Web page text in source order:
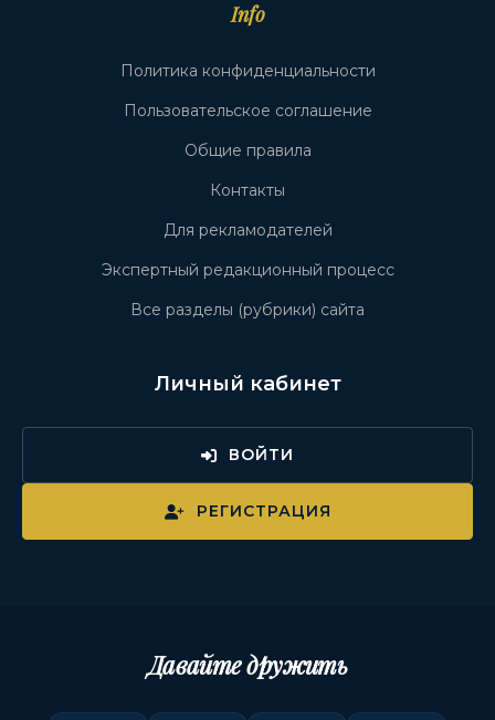
Info
Политика конфиденциальности
Пользовательское соглашение
Общие правила
Контакты
Для рекламодателей
Экспертный редакционный процесс
Все разделы (рубрики) сайта
Личный кабинет
ВОЙТИ
РЕГИСТРАЦИЯ
Давайте дружить